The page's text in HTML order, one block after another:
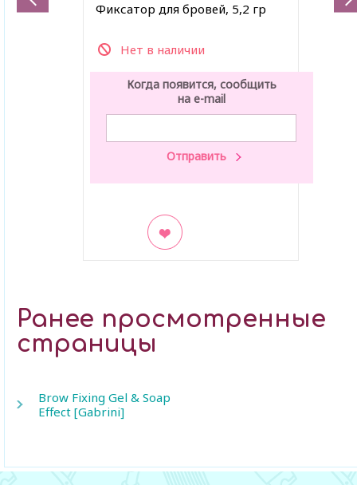
Фиксатор для бровей, 5,2 гр
Нет в наличии
Когда появится, сообщить
на e-mail
Ранее просмотренные
страницы
Brow Fixing Gel & Soap
Effect [Gabrini]